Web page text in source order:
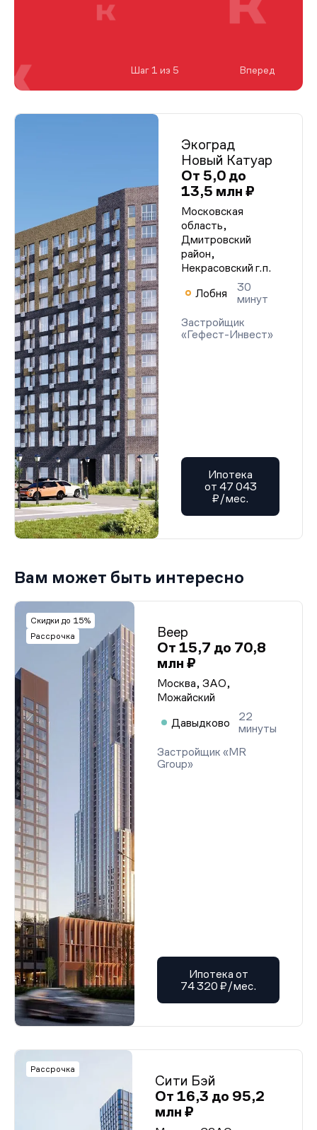
Экоград
Новый Катуар
От 5,0 до
13,5 млн ₽
Московская
область,
Дмитровский
район,
Некрасовский г.п.
Лобня
30
минут
Застройщик
«Гефест-Инвест»
Ипотека
от 47 043
₽/мес.
Шаг 1 из 5 Вперед
Вам может быть интересно
Скидки до 15%
Рассрочка
Веер
От 15,7 до 70,8
млн ₽
Москва, ЗАО,
Можайский
Давыдково
22
минуты
Застройщик «MR
Group»
Ипотека от
74 320 ₽/мес.
Рассрочка
Сити Бэй
От 16,3 до 95,2
млн ₽